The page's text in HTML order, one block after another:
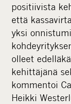
positiivista
että
yksi
olleet
kehittäjänä
kommentoi
Heikki